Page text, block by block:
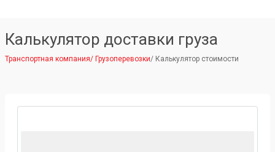
Калькулятор доставки груза
Транспортная компания/ Грузоперевозки/ Калькулятор стоимости